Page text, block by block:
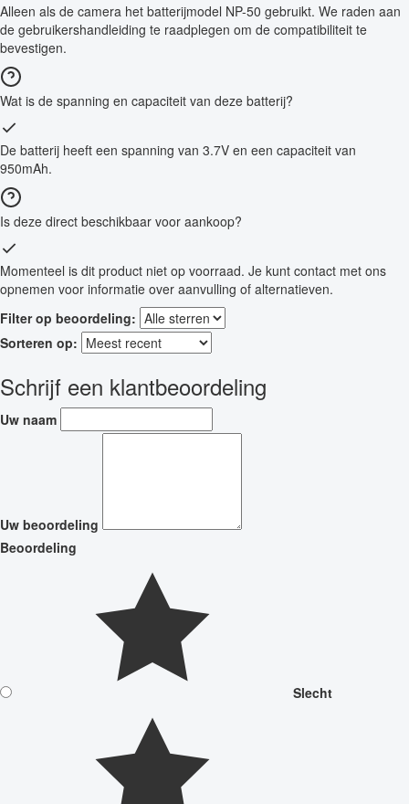
Alleen als de camera het batterijmodel NP-50 gebruikt. We raden aan
de gebruikershandleiding te raadplegen om de compatibiliteit te
bevestigen.
Wat is de spanning en capaciteit van deze batterij?
De batterij heeft een spanning van 3.7V en een capaciteit van
950mAh.
Is deze direct beschikbaar voor aankoop?
Momenteel is dit product niet op voorraad. Je kunt contact met ons
opnemen voor informatie over aanvulling of alternatieven.
Filter op beoordeling:
Sorteren op:
Schrijf een klantbeoordeling
Uw naam
Uw beoordeling
Beoordeling
Slecht